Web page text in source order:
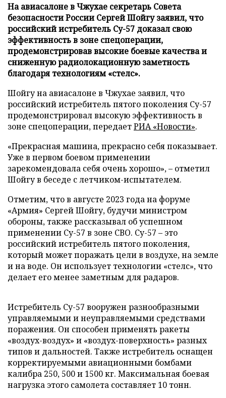
На авиасалоне в Чжухае секретарь Совета
безопасности России Сергей Шойгу заявил, что
российский истребитель Су-57 доказал свою
эффективность в зоне спецоперации,
продемонстрировав высокие боевые качества и
сниженную радиолокационную заметность
благодаря технологиям «стелс».
Шойгу на авиасалоне в Чжухае заявил, что
российский истребитель пятого поколения Су-57
продемонстрировал высокую эффективность в
зоне спецоперации, передаетРИА «Новости».
«Прекрасная машина, прекрасно себя показывает.
Уже в первом боевом применении
зарекомендовала себя очень хорошо», – отметил
Шойгу в беседе с летчиком-испытателем.
Отметим, что в августе 2023 года на форуме
«Армия» Сергей Шойгу, будучи министром
обороны, также рассказывал об успешном
применении Су-57 в зоне СВО. Су-57 – это
российский истребитель пятого поколения,
который может поражать цели в воздухе, на земле
и на воде. Он использует технологии «стелс», что
делает его менее заметным для радаров.
Истребитель Су-57 вооружен разнообразными
управляемыми и неуправляемыми средствами
поражения. Он способен применять ракеты
«воздух-воздух» и «воздух-поверхность» разных
типов и дальностей. Также истребитель оснащен
корректируемыми авиационными бомбами
калибра 250, 500 и 1500 кг. Максимальная боевая
нагрузка этого самолета составляет 10 тонн.